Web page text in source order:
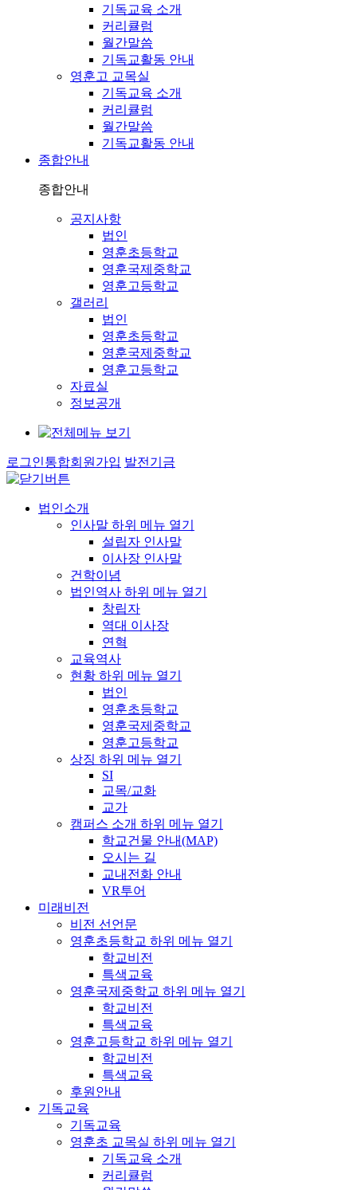
기독교육 소개
커리큘럼
월간말씀
기독교활동 안내
영훈고 교목실
기독교육 소개
커리큘럼
월간말씀
기독교활동 안내
종합안내
종합안내
공지사항
법인
영훈초등학교
영훈국제중학교
영훈고등학교
갤러리
법인
영훈초등학교
영훈국제중학교
영훈고등학교
자료실
정보공개
로그인통합회원가입 발전기금
법인소개
인사말 하위 메뉴 열기
설립자 인사말
이사장 인사말
건학이념
법인역사 하위 메뉴 열기
창립자
역대 이사장
연혁
교육역사
현황 하위 메뉴 열기
법인
영훈초등학교
영훈국제중학교
영훈고등학교
상징 하위 메뉴 열기
SI
교목/교화
교가
캠퍼스 소개 하위 메뉴 열기
학교건물 안내(MAP)
오시는 길
교내전화 안내
VR투어
미래비전
비전 선언문
영훈초등학교 하위 메뉴 열기
학교비전
특색교육
영훈국제중학교 하위 메뉴 열기
학교비전
특색교육
영훈고등학교 하위 메뉴 열기
학교비전
특색교육
후원안내
기독교육
기독교육
영훈초 교목실 하위 메뉴 열기
기독교육 소개
커리큘럼